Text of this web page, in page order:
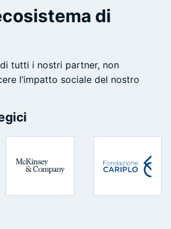
di
tutti i nostri partner, non
l’impatto sociale del nostro